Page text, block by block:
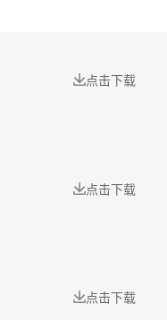
点击下载
点击下载
点击下载